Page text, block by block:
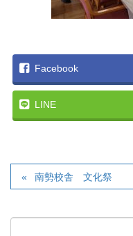
Facebook
LINE
南勢校舎 文化祭